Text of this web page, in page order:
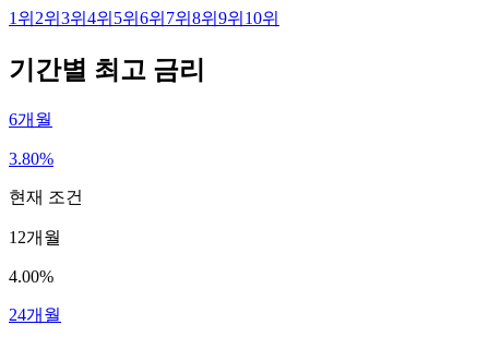
1 위 2위 3위 4위 5위 6위 7위 8위 9위 10위
기간별 최고 금리
6개월
3.80%
현재 조건
12개월
4.00%
24개월